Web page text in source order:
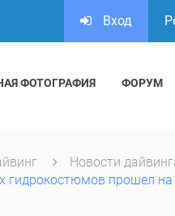
Вход
ФОТОГРАФИЯ ФОРУМ
Новости
гидрокостюмов прошел на